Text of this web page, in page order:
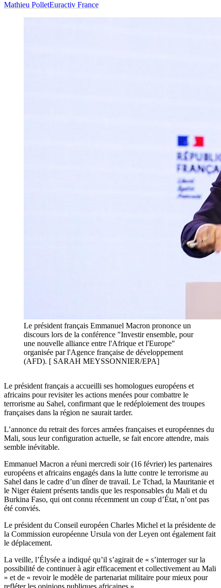
Mathieu PolletEuractiv France
Le président français Emmanuel Macron prononce un
discours lors de la conférence "Investir ensemble, pour
une nouvelle alliance entre l'Afrique et l'Europe"
organisée par l'Agence française de développement
(AFD). [ SARAH MEYSSONNIER/EPA]
Le président français a accueilli ses homologues européens et
africains pour revisiter les actions menées pour combattre le
terrorisme au Sahel, confirmant que le redéploiement des troupes
françaises dans la région ne saurait tarder.
L’annonce du retrait des forces armées françaises et européennes du
Mali, sous leur configuration actuelle, se fait encore attendre, mais
semble inévitable.
Emmanuel Macron a réuni mercredi soir (16 février) les partenaires
européens et africains engagés dans la lutte contre le terrorisme au
Sahel dans le cadre d’un dîner de travail. Le Tchad, la Mauritanie et
le Niger étaient présents tandis que les responsables du Mali et du
Burkina Faso, qui ont connu récemment un coup d’État, n’ont pas
été conviés.
Le président du Conseil européen Charles Michel et la présidente de
la Commission européenne Ursula von der Leyen ont également fait
le déplacement.
La veille, l’Élysée a indiqué qu’il s’agirait de « s’interroger sur la
possibilité de continuer à agir efficacement et collectivement au Mali
» et de « revoir le modèle de partenariat militaire pour mieux pour